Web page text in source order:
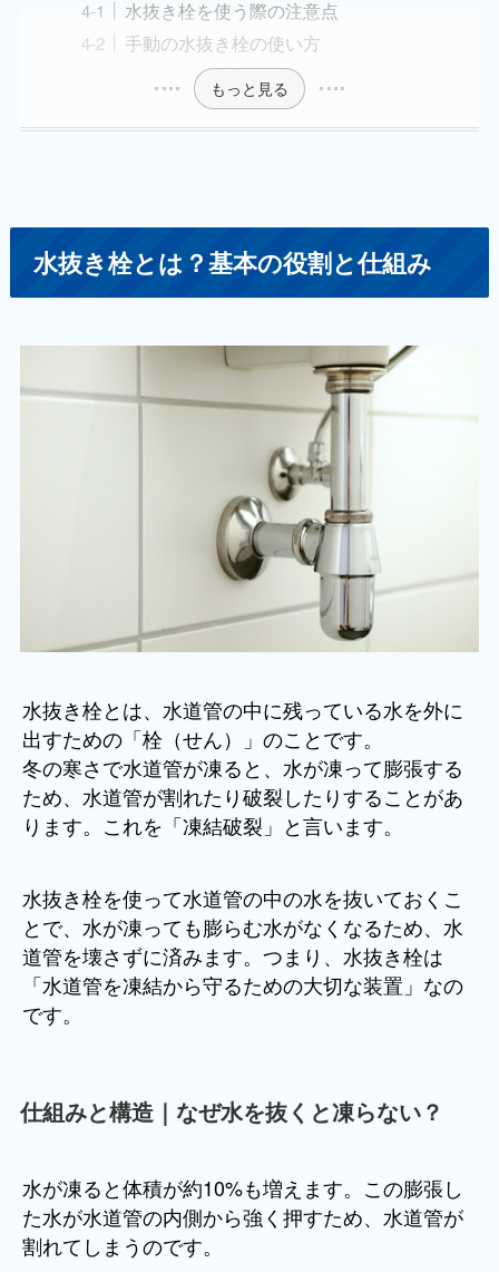
水抜き栓を使う際の注意点
手動の水抜き栓の使い方
もっと見る
水抜き栓とは？基本の役割と仕組み
水抜き栓とは、水道管の中に残っている水を外に
出すための「栓（せん）」のことです。
冬の寒さで水道管が凍ると、水が凍って膨張する
ため、水道管が割れたり破裂したりすることがあ
ります。これを「凍結破裂」と言います。
水抜き栓を使って水道管の中の水を抜いておくこ
とで、水が凍っても膨らむ水がなくなるため、水
道管を壊さずに済みます。つまり、水抜き栓は
「水道管を凍結から守るための大切な装置」なの
です。
仕組みと構造｜なぜ水を抜くと凍らない？
水が凍ると体積が約10%も増えます。この膨張し
た水が水道管の内側から強く押すため、水道管が
割れてしまうのです。